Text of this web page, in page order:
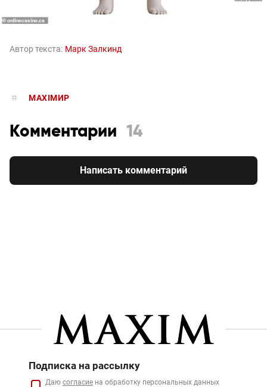
Автор текста: Марк Залкинд
MAXIMИР
Комментарии 14
Написать комментарий
Подписка на рассылку
Даю согласие на обработку персональных данных